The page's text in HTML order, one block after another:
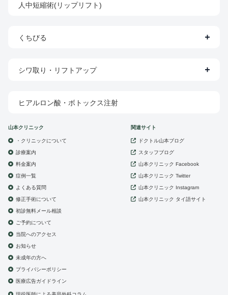
人中短縮術(リップリフト)
くちびる
シワ取り・リフトアップ
ヒアルロン酸・ボトックス注射
山本クリニック
・クリニックについて
診療案内
料金案内
症例一覧
よくある質問
修正手術について
初診無料メール相談
ご予約について
当院へのアクセス
お知らせ
未成年の方へ
プライバシーポリシー
医療広告ガイドライン
関連サイト
ドクトル山本ブログ
スタッフブログ
山本クリニック Facebook
山本クリニック Twitter
山本クリニック Instagram
山本クリニック タイ語サイト